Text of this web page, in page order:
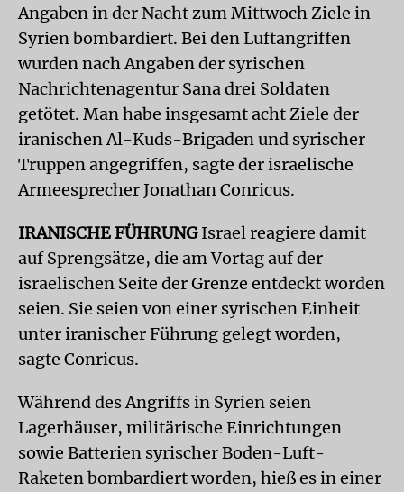
Angaben in der Nacht zum Mittwoch Ziele in
Syrien bombardiert. Bei den Luftangriffen
wurden nach Angaben der syrischen
Nachrichtenagentur Sana drei Soldaten
getötet. Man habe insgesamt acht Ziele der
iranischen Al-Kuds-Brigaden und syrischer
Truppen angegriffen, sagte der israelische
Armeesprecher Jonathan Conricus.
IRANISCHE FÜHRUNGIsrael reagiere damit
auf Sprengsätze, die am Vortag auf der
israelischen Seite der Grenze entdeckt worden
seien. Sie seien von einer syrischen Einheit
unter iranischer Führung gelegt worden,
sagte Conricus.
Während des Angriffs in Syrien seien
Lagerhäuser, militärische Einrichtungen
sowie Batterien syrischer Boden-Luft-
Raketen bombardiert worden, hieß es in einer